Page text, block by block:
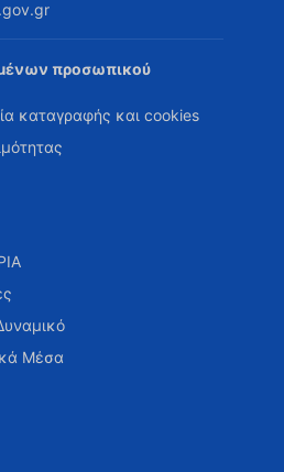
προσωπικού
καταγραφής και cookies
Μέσα